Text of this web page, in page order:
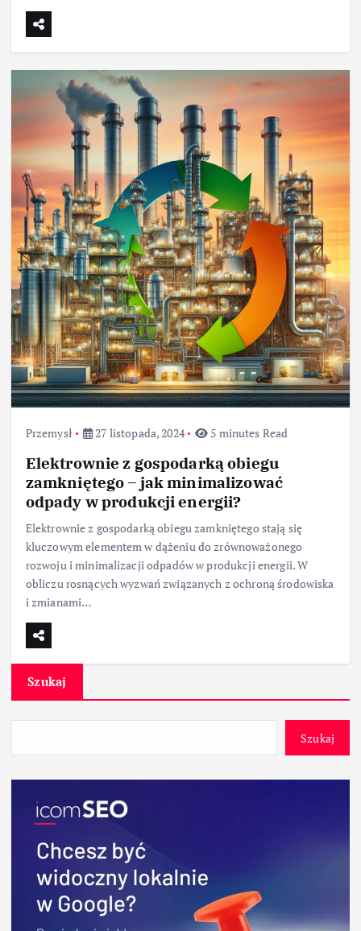
Przemysł 27 listopada, 2024 5 minutes Read
Elektrownie z gospodarką obiegu
zamkniętego – jak minimalizować
odpady w produkcji energii?
Elektrownie z gospodarką obiegu zamkniętego stają się
kluczowym elementem w dążeniu do zrównoważonego
rozwoju i minimalizacji odpadów w produkcji energii. W
obliczu rosnących wyzwań związanych z ochroną środowiska
i zmianami…
Szukaj
Szukaj